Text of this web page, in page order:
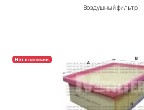
Воздушный фильтр
Нет в наличии